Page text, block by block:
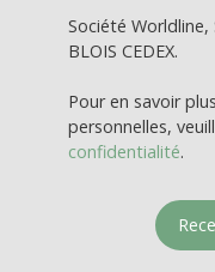
Société Worldline,
BLOIS CEDEX.
Pour en savoir
personnelles,
confidentialité.